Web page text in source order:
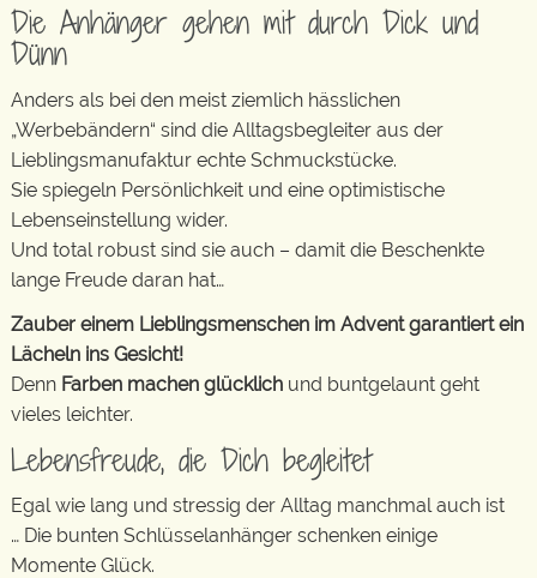
Die Anhänger gehen mit durch Dick und
Dünn
Anders als bei den meist ziemlich hässlichen
„Werbebändern“ sind die Alltagsbegleiter aus der
Lieblingsmanufaktur echte Schmuckstücke.
Sie spiegeln Persönlichkeit und eine optimistische
Lebenseinstellung wider.
Und total robust sind sie auch – damit die Beschenkte
lange Freude daran hat…
Zauber einem Lieblingsmenschen im Advent garantiert ein
Lächeln ins Gesicht!
Denn Farben machen glücklich und buntgelaunt geht
vieles leichter.
Lebensfreude, die Dich begleitet
Egal wie lang und stressig der Alltag manchmal auch ist
… Die bunten Schlüsselanhänger schenken einige
Momente Glück.